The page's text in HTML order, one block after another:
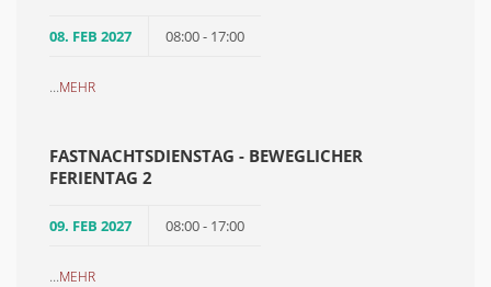
08. FEB 2027 08:00 - 17:00
...MEHR
FASTNACHTSDIENSTAG - BEWEGLICHER
FERIENTAG 2
09. FEB 2027 08:00 - 17:00
...MEHR